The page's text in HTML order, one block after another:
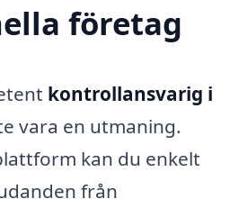
företag
kontrollansvarig i
vara en utmaning.
kan du enkelt
från